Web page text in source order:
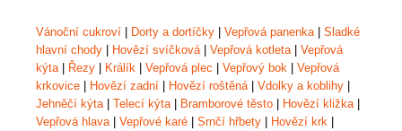
Vánoční cukroví | Dorty a dortíčky | Vepřová panenka | Sladké
hlavní chody | Hovězí svíčková | Vepřová kotleta | Vepřová
kýta | Řezy | Králík | Vepřová plec | Vepřový bok | Vepřová
krkovice | Hovězí zadní | Hovězí roštěná | Vdolky a koblihy |
Jehněčí kýta | Telecí kýta | Bramborové těsto | Hovězí kližka |
Vepřová hlava | Vepřové karé | Srnčí hřbety | Hovězí krk |